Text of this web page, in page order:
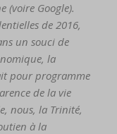
(voire Google).
de 2016,
un souci de
la
pour programme
rence de la vie
nous, la Trinité,
à la